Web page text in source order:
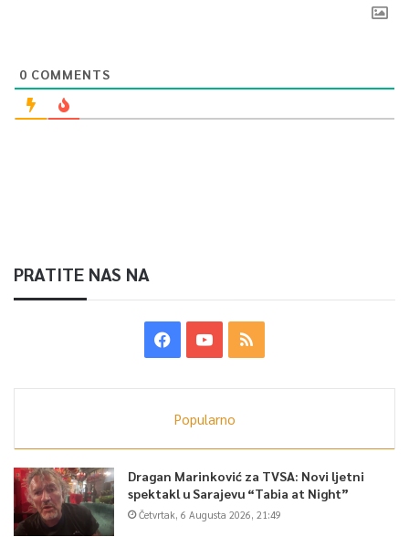
0 COMMENTS
PRATITE NAS NA
Popularno
Dragan Marinković za TVSA: Novi ljetni
spektakl u Sarajevu “Tabia at Night”
Četvrtak, 6 Augusta 2026, 21:49